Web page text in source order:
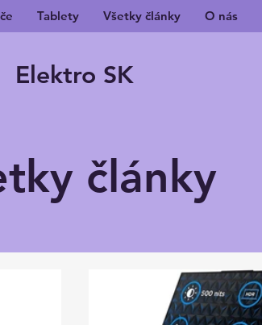
Tablety Všetky články O nás
Elektro SK
články